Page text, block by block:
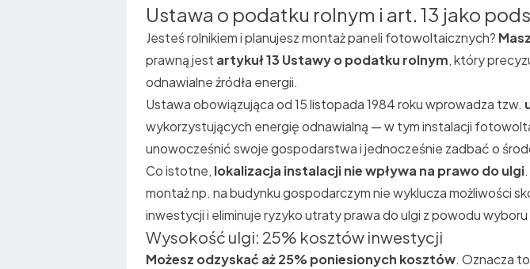
Ustawa o podatku rolnym i art. 13 jako
Jesteś rolnikiem i planujeszmontaż paneli fotowoltaicznych?
prawną jest artykuł 13 Ustawy o podatku rolnym, który
odnawialne źródła energii.
Ustawa obowiązująca od 15 listopada 1984 roku wprowadza tzw.
wykorzystujących energię odnawialną — w tym instalacji
unowocześnić swoje gospodarstwa i jednocześnie zadbać o
Co istotne, lokalizacja instalacji nie wpływa na prawo do ulgi
montaż np. na budynku gospodarczym nie wyklucza możliwości
inwestycji i eliminuje ryzyko utraty prawa do ulgi z powodu wyboru
Wysokość ulgi: 25% kosztów inwestycji
Możesz odzyskać aż 25% poniesionych kosztów. Oznacza